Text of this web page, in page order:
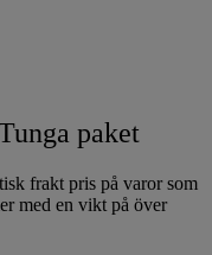
paket
frakt pris på varor som
med en vikt på över